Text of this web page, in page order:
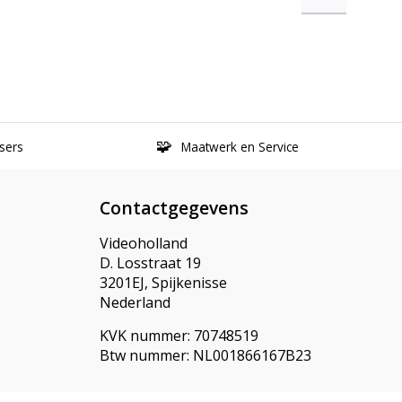
Maatwerk en Service
Contactgegevens
Videoholland
D. Losstraat 19
3201EJ, Spijkenisse
Nederland
KVK nummer: 70748519
Btw nummer: NL001866167B23